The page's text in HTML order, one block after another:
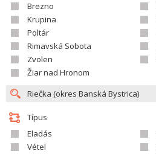
Brezno
Krupina
Poltár
Rimavská Sobota
Zvolen
Žiar nad Hronom
Típus
Eladás
Vétel